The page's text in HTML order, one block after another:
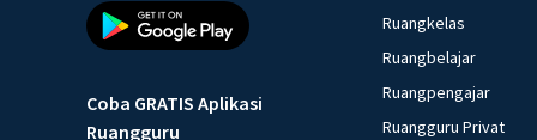
Coba GRATIS Aplikasi
Ruangguru
Ruangkelas
Ruangbelajar
Ruangpengajar
Ruangguru Privat